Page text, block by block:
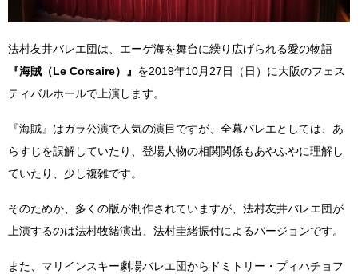
法村友井バレエ団は、エーゲ海を舞台に繰り広げられる愛の物語
『海賊（Le Corsaire）』 を2019年10月27日（日）に大阪のフェス
ティバルホールで上演します。
『海賊』はガラ公演で人気の演目ですが、全幕バレエとしては、あ
らすじを誤解していたり、登場人物の相関関係もあやふやに理解し
ていたり、少し複雑です。
そのためか、多くの版が制作されていますが、法村友井バレエ団が
上演するのは法村牧緒演出、法村圭緒振付によるバージョンです。
また、 マリインスキー劇場バレエ団から ドミトリー・プィハチョフ